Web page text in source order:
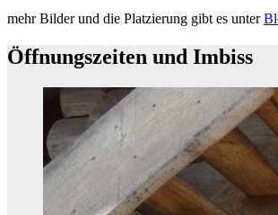
mehr Bilder und die Platzierung gibt es unter
Öffnungszeiten und Imbiss